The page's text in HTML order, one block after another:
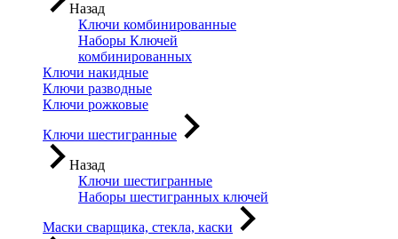
Назад
Ключи комбинированные
Наборы Ключей
комбинированных
Ключи накидные
Ключи разводные
Ключи рожковые
Ключи шестигранные
Назад
Ключи шестигранные
Наборы шестигранных ключей
Маски сварщика, стекла, каски